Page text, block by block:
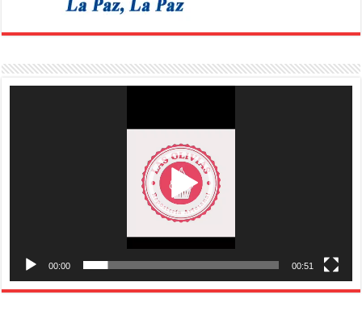
00:00 00:51